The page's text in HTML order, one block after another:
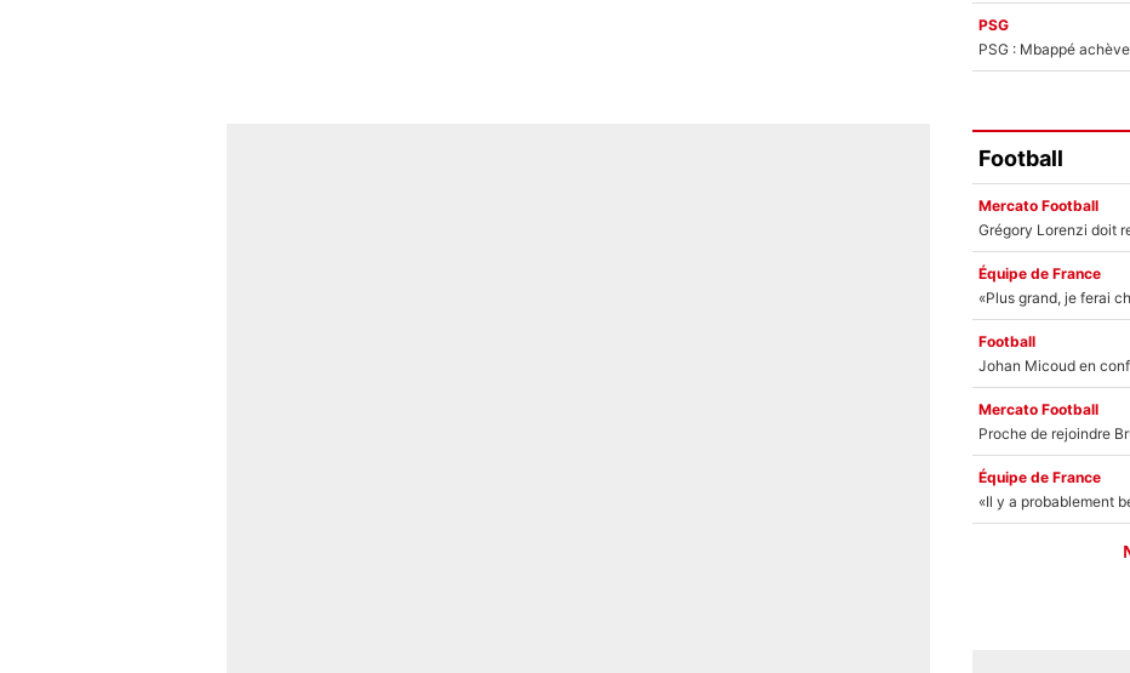
PSG
PSG : Mbappé
Football
Mercato Football
Équipe de France
Football
Mercato Football
Équipe de France